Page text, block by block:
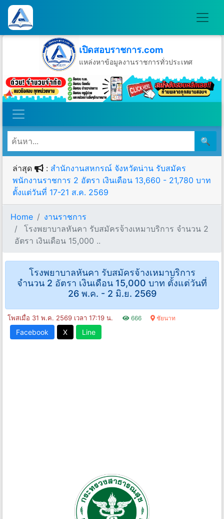
เปิดสอบราชการ.com
แหล่งหาข้อมูลงานราชการทั่วประเทศ
วันเสาร์ที่ 8 เดือนสิงหาคม พ.ศ.2569
🔍
ล่าสุด : สำนักงานสหกรณ์ จังหวัดน่าน รับสมัคร
พนักงานราชการ 2 อัตรา เงินเดือน 13,660 - 21,780 บาท
ตั้งแต่วันที่ 17-21 ส.ค. 2569
Home
งานราชการ
โรงพยาบาลหันคา รับสมัครจ้างเหมาบริการ จำนวน 2
อัตรา เงินเดือน 15,000 ..
โรงพยาบาลหันคา รับสมัครจ้างเหมาบริการ
จำนวน 2 อัตรา เงินเดือน 15,000 บาท ตั้งแต่วันที่
26 พ.ค. - 2 มิ.ย. 2569
โพสเมื่อ 31 พ.ค. 2569 เวลา 17:19 น. 666 ชัยนาท
Facebook X Line